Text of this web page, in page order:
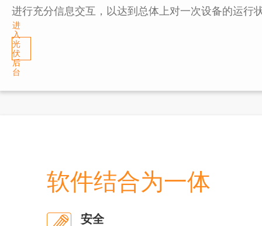
进行充分信息交互，以达到总体上对一次设备的运行
进
入
光
伏
后
台
软件结合为一体
安全